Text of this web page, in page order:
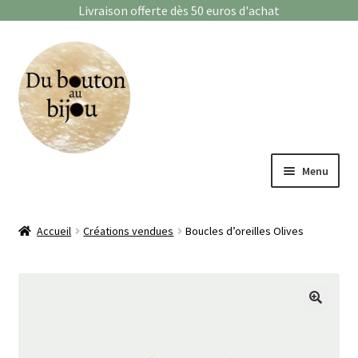
Livraison offerte dès 50 euros d'achat
Aller
la
navigation
Aller
au
contenu
Menu
Accueil Créations vendues Boucles d’oreilles Olives